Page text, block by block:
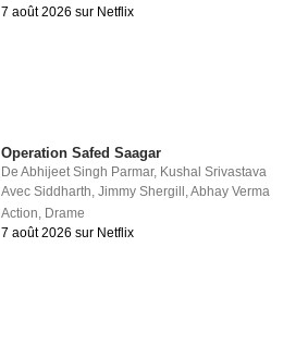
7 août 2026 sur Netflix
Operation Safed Saagar
DeAbhijeet Singh Parmar, Kushal Srivastava
AvecSiddharth,Jimmy Shergill ,Abhay Verma
Action, Drame
7 août 2026 sur Netflix